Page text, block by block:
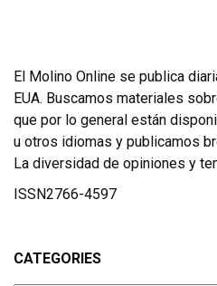
El Molino Online se publica
EUA. Buscamos materiales
que por lo general están
u otros idiomas y publicamos
La diversidad de opiniones y
ISSN2766-4597
CATEGORIES